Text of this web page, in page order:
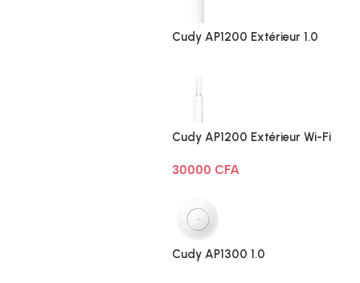
Cudy AP1200 Extérieur 1.0
Cudy AP1200 Extérieur Wi-Fi
30000 CFA
Cudy AP1300 1.0